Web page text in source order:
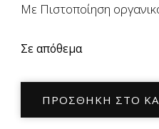
Με Πιστοποίηση
Σε απόθεμα
Μαξιλάρι
Διαλογισμού
ΠΡΟΣΘΉΚΗ ΣΤΟ